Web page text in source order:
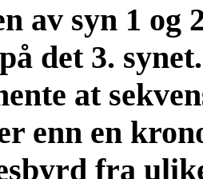
av syn 1
det 3.
at
enn en
fra